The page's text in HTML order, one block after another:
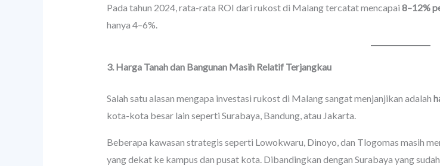
Pada tahun 2024, rata-rata ROI dari rukost di Malang tercatat mencapai 8–12%
hanya 4–6%.
3. Harga Tanah dan Bangunan Masih Relatif Terjangkau
Salah satu alasan mengapa investasi rukost di Malang sangat menjanjikan adalah
kota-kota besar lain seperti Surabaya, Bandung, atau Jakarta.
Beberapa kawasan strategis seperti Lowokwaru, Dinoyo, dan Tlogomas masih
yang dekat ke kampus dan pusat kota. Dibandingkan dengan Surabaya yang